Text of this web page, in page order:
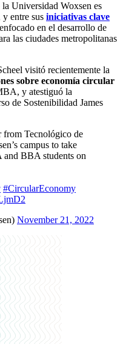
Universidad Woxsen es
y entre sus iniciativas clave
en el desarrollo de
las ciudades metropolitanas
visitó recientemente la
sobre economía circular
y atestiguó la
de Sostenibilidad James
from Tecnológico de
campus to take
and BBA students on
#CircularEconomy
November 21, 2022